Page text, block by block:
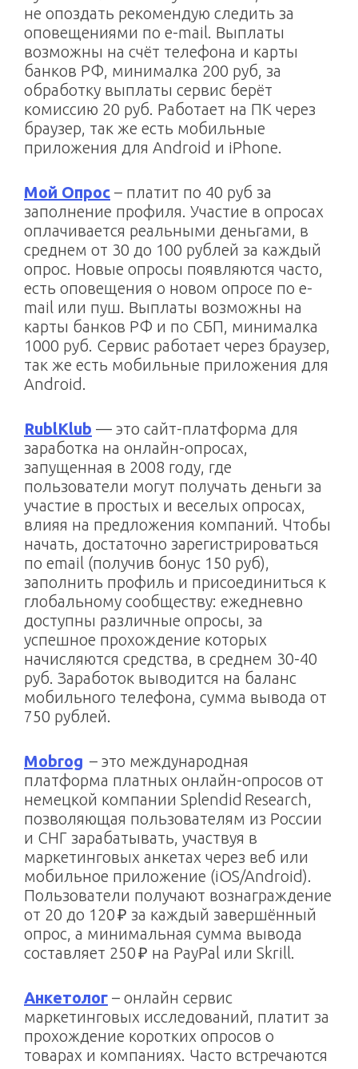
не опоздать рекомендую следить за
оповещениями по e-mail. Выплаты
возможны на счёт телефона и карты
банков РФ, минималка 200 руб, за
обработку выплаты сервис берёт
комиссию 20 руб. Работает на ПК через
браузер, так же есть мобильные
приложения для Android и iPhone.
Мой Опрос – платит по 40 руб за
заполнение профиля. Участие в опросах
оплачивается реальными деньгами, в
среднем от 30 до 100 рублей за каждый
опрос. Новые опросы появляются часто,
есть оповещения о новом опросе по e-
mail или пуш. Выплаты возможны на
карты банков РФ и по СБП, минималка
1000 руб. Сервис работает через браузер,
так же есть мобильные приложения для
Android.
RublKlub — это сайт-платформа для
заработка на онлайн-опросах,
запущенная в 2008 году, где
пользователи могут получать деньги за
участие в простых и веселых опросах,
влияя на предложения компаний. Чтобы
начать, достаточно зарегистрироваться
по email (получив бонус 150 руб),
заполнить профиль и присоединиться к
глобальному сообществу: ежедневно
доступны различные опросы, за
успешное прохождение которых
начисляются средства, в среднем 30-40
руб. Заработок выводится на баланс
мобильного телефона, сумма вывода от
750 рублей.
Mobrog – это международная
платформа платных онлайн-опросов от
немецкой компании Splendid Research,
позволяющая пользователям из России
и СНГ зарабатывать, участвуя в
маркетинговых анкетах через веб или
мобильное приложение (iOS/Android).
Пользователи получают вознаграждение
от 20 до 120 ₽ за каждый завершённый
опрос, а минимальная сумма вывода
составляет 250 ₽ на PayPal или Skrill.
Анкетолог – онлайн сервис
маркетинговых исследований, платит за
прохождение коротких опросов о
товарах и компаниях. Часто встречаются